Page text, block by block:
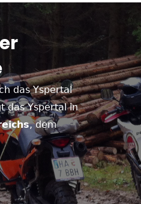
das Yspertal
das Yspertal in
, dem